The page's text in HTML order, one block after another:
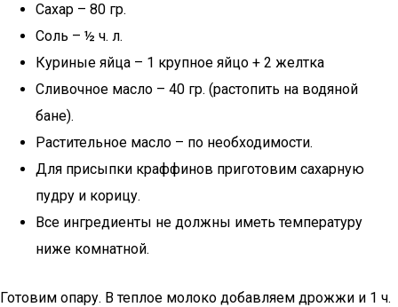
Сахар – 80 гр.
Соль – ½ ч. л.
Куриные яйца – 1 крупное яйцо + 2 желтка
Сливочное масло – 40 гр. (растопить на водяной
бане).
Растительное масло – по необходимости.
Для присыпки краффинов приготовим сахарную
пудру и корицу.
Все ингредиенты не должны иметь температуру
ниже комнатной.
Готовим опару. В теплое молоко добавляем дрожжи и 1 ч.